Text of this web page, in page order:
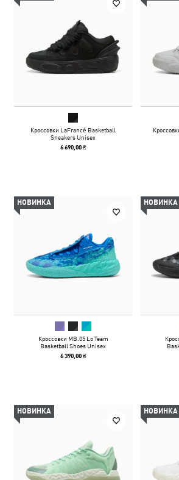
Кроссовки LaFrancé Basketball
Sneakers Unisex
6 690,00 ₴
НОВИНКА
Кроссовки MB.05 Lo Team
Basketball Shoes Unisex
6 390,00 ₴
НОВИНКА
НОВИНКА НОВИНКА